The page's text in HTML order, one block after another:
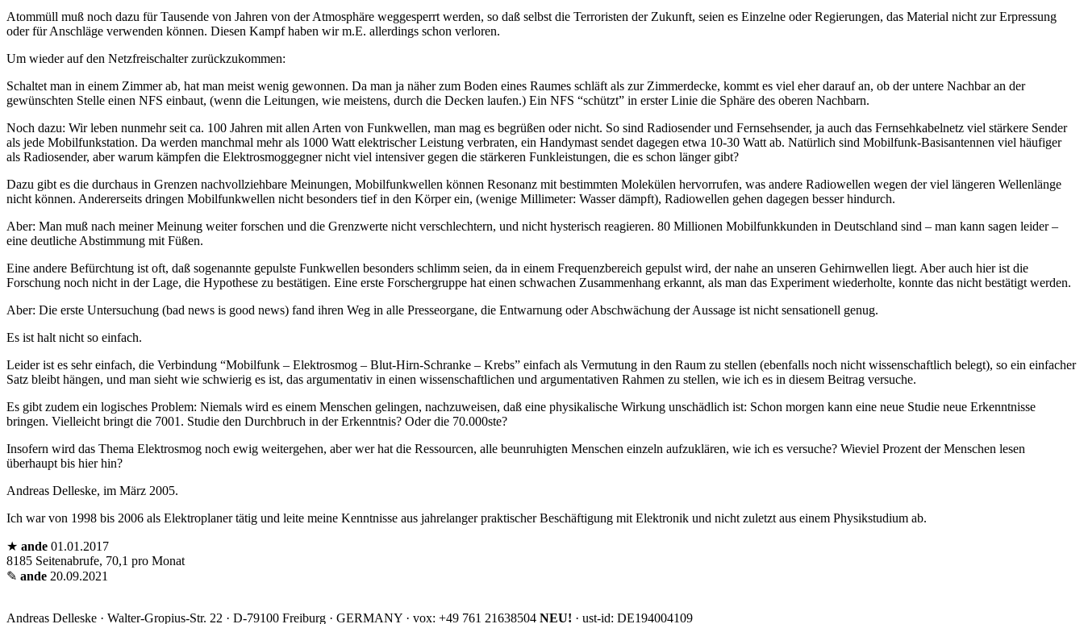
Atommüll muß noch dazu für Tausende von Jahren von der Atmosphäre weggesperrt werden, so daß selbst die Terroristen der Zukunft, seien es Einzelne oder Regierungen, das Material nicht zur Erpressung
oder für Anschläge verwenden können. Diesen Kampf haben wir m.E. allerdings schon verloren.
Um wieder auf den Netzfreischalter zurückzukommen:
Schaltet man in einem Zimmer ab, hat man meist wenig gewonnen. Da man ja näher zum Boden eines Raumes schläft als zur Zimmerdecke, kommt es viel eher darauf an, ob der untere Nachbar an der
gewünschten Stelle einen NFS einbaut, (wenn die Leitungen, wie meistens, durch die Decken laufen.) Ein NFS “schützt” in erster Linie die Sphäre des oberen Nachbarn.
Noch dazu: Wir leben nunmehr seit ca. 100 Jahren mit allen Arten von Funkwellen, man mag es begrüßen oder nicht. So sind Radiosender und Fernsehsender, ja auch das Fernsehkabelnetz viel stärkere Sender
als jede Mobilfunkstation. Da werden manchmal mehr als 1000 Watt elektrischer Leistung verbraten, ein Handymast sendet dagegen etwa 10-30 Watt ab. Natürlich sind Mobilfunk-Basisantennen viel häufiger
als Radiosender, aber warum kämpfen die Elektrosmoggegner nicht viel intensiver gegen die stärkeren Funkleistungen, die es schon länger gibt?
Dazu gibt es die durchaus in Grenzen nachvollziehbare Meinungen, Mobilfunkwellen können Resonanz mit bestimmten Molekülen hervorrufen, was andere Radiowellen wegen der viel längeren Wellenlänge
nicht können. Andererseits dringen Mobilfunkwellen nicht besonders tief in den Körper ein, (wenige Millimeter: Wasser dämpft), Radiowellen gehen dagegen besser hindurch.
Aber: Man muß nach meiner Meinung weiter forschen und die Grenzwerte nicht verschlechtern, und nicht hysterisch reagieren. 80 Millionen Mobilfunkkunden in Deutschland sind – man kann sagen leider –
eine deutliche Abstimmung mit Füßen.
Eine andere Befürchtung ist oft, daß sogenannte gepulste Funkwellen besonders schlimm seien, da in einem Frequenzbereich gepulst wird, der nahe an unseren Gehirnwellen liegt. Aber auch hier ist die
Forschung noch nicht in der Lage, die Hypothese zu bestätigen. Eine erste Forschergruppe hat einen schwachen Zusammenhang erkannt, als man das Experiment wiederholte, konnte das nicht bestätigt werden.
Aber: Die erste Untersuchung (bad news is good news) fand ihren Weg in alle Presseorgane, die Entwarnung oder Abschwächung der Aussage ist nicht sensationell genug.
Es ist halt nicht so einfach.
Leider ist es sehr einfach, die Verbindung “Mobilfunk – Elektrosmog – Blut-Hirn-Schranke – Krebs” einfach als Vermutung in den Raum zu stellen (ebenfalls noch nicht wissenschaftlich belegt), so ein einfacher
Satz bleibt hängen, und man sieht wie schwierig es ist, das argumentativ in einen wissenschaftlichen und argumentativen Rahmen zu stellen, wie ich es in diesem Beitrag versuche.
Es gibt zudem ein logisches Problem: Niemals wird es einem Menschen gelingen, nachzuweisen, daß eine physikalische Wirkung unschädlich ist: Schon morgen kann eine neue Studie neue Erkenntnisse
bringen. Vielleicht bringt die 7001. Studie den Durchbruch in der Erkenntnis? Oder die 70.000ste?
Insofern wird das Thema Elektrosmog noch ewig weitergehen, aber wer hat die Ressourcen, alle beunruhigten Menschen einzeln aufzuklären, wie ich es versuche? Wieviel Prozent der Menschen lesen
überhaupt bis hier hin?
Andreas Delleske, im März 2005.
Ich war von 1998 bis 2006 als Elektroplaner tätig und leite meine Kenntnisse aus jahrelanger praktischer Beschäftigung mit Elektronik und nicht zuletzt aus einem Physikstudium ab.
★ ande 01.01.2017
8185 Seitenabrufe, 70,1 pro Monat
✎ ande 20.09.2021
Andreas Delleske · Walter-Gropius-Str. 22 · D-79100 Freiburg · GERMANY · vox: +49 761 21638504 NEU! · ust-id: DE194004109